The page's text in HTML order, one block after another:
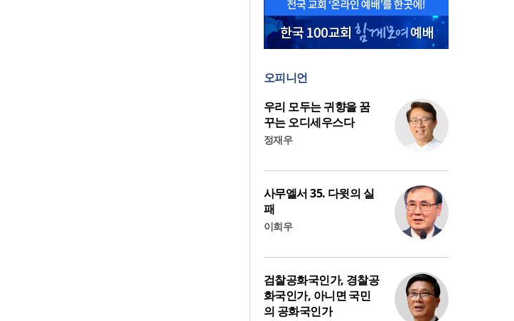
오피니언
우리 모두는 귀향을 꿈
꾸는 오디세우스다
정재우
사무엘서 35. 다윗의 실
패
이희우
검찰공화국인가, 경찰공
화국인가, 아니면 국민
의 공화국인가